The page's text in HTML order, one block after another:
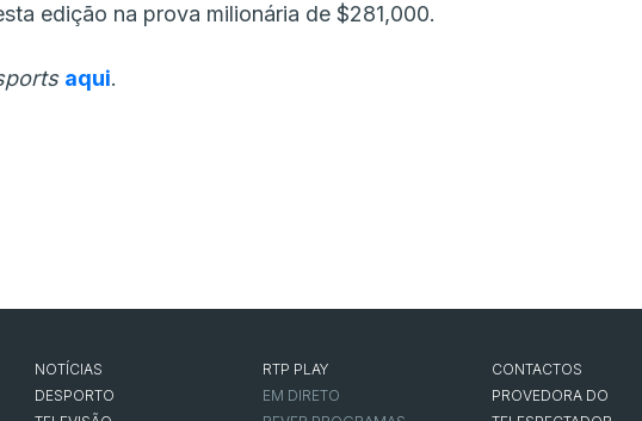
edição na prova milionária de $281,000.
aqui.
NOTÍCIAS
DESPORTO
RTP PLAY
EM DIRETO
CONTACTOS
PROVEDORA DO